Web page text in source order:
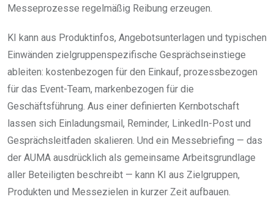
Messeprozesse regelmäßig Reibung erzeugen.
KI kann aus Produktinfos, Angebotsunterlagen und typischen
Einwänden zielgruppenspezifische Gesprächseinstiege
ableiten: kostenbezogen für den Einkauf, prozessbezogen
für das Event-Team, markenbezogen für die
Geschäftsführung. Aus einer definierten Kernbotschaft
lassen sich Einladungsmail, Reminder, LinkedIn-Post und
Gesprächsleitfaden skalieren. Und ein Messebriefing — das
der AUMA ausdrücklich als gemeinsame Arbeitsgrundlage
aller Beteiligten beschreibt — kann KI aus Zielgruppen,
Produkten und Messezielen in kurzer Zeit aufbauen.